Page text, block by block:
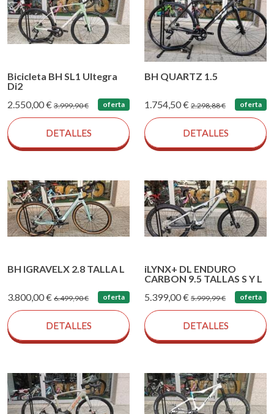
Bicicleta BH SL1 Ultegra
Di2
2.550,00 € 3.999,90 € oferta
DETALLES
BH QUARTZ 1.5
1.754,50 € 2.298,88 € oferta
DETALLES
BH IGRAVELX 2.8 TALLA L
3.800,00 € 6.499,90 € oferta
DETALLES
iLYNX+ DL ENDURO
CARBON 9.5 TALLAS S Y L
5.399,00 € 5.999,99 € oferta
DETALLES